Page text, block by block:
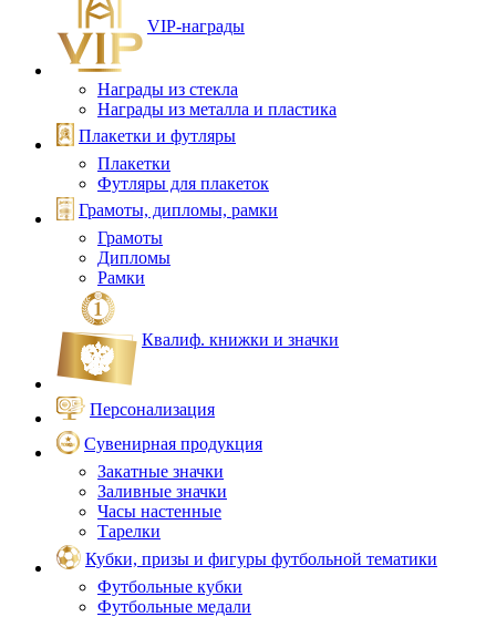
VIP‑награды
Награды из стекла
Награды из металла и пластика
Плакетки и футляры
Плакетки
Футляры для плакеток
Грамоты, дипломы, рамки
Грамоты
Дипломы
Рамки
Квалиф. книжки и значки
Персонализация
Сувенирная продукция
Закатные значки
Заливные значки
Часы настенные
Тарелки
Кубки, призы и фигуры футбольной тематики
Футбольные кубки
Футбольные медали